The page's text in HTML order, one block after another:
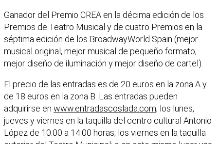
Ganador del Premio CREA en la décima edición de los
Premios de Teatro Musical y de cuatro Premios en la
séptima edición de los BroadwayWorld Spain (mejor
musical original, mejor musical de pequeño formato,
mejor diseño de iluminación y mejor diseño de cartel).
El precio de las entradas es de 20 euros en la zona A y
de 18 euros en la zona B. Las entradas pueden
adquirirse en www.entradascoslada.com; los lunes,
jueves y viernes en la taquilla del centro cultural Antonio
López de 10.00 a 14.00 horas; los viernes en la taquilla